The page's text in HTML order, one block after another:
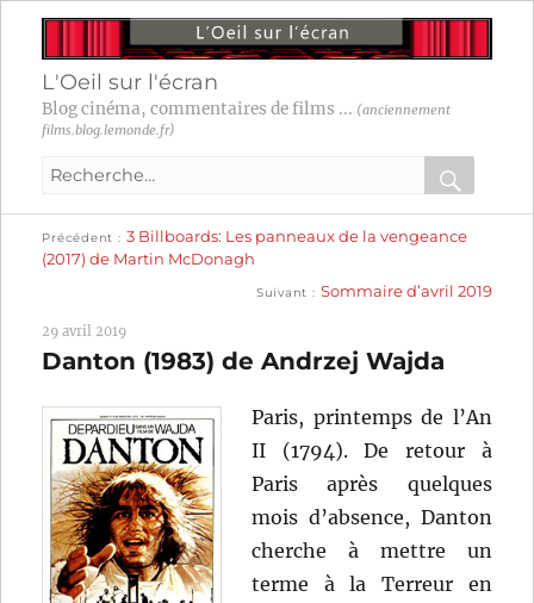
L'Oeil sur l'écran
Blog cinéma, commentaires de films ... (anciennement
films.blog.lemonde.fr)
Recherche
:
OK
Navigation
l’article
Précédent
précédente :
3 Billboards: Les panneaux de la vengeance
(2017) de Martin McDonagh
Suivant
suivante :
Sommaire d’avril 2019
29 avril 2019
Danton (1983) de Andrzej Wajda
Paris, printemps de l’An
II (1794). De retour à
Paris après quelques
mois d’absence, Danton
cherche à mettre un
terme à la Terreur en